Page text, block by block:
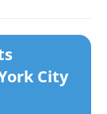
City